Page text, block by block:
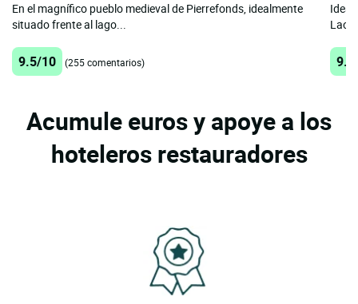
En el magnífico pueblo medieval de Pierrefonds, idealmente
situado frente al lago...
9.5/10 (255 comentarios)
Acumule euros y apoye a los
hoteleros restauradores